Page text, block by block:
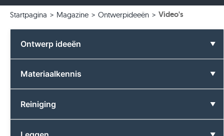
Startpagina Magazine Ontwerpideeën Video's
Ontwerp ideeën
Alle Ontwerp ideeën
Badkamer
Materiaalkennis
Alle Materiaalkennis
Basalt
Reiniging
Alle Reiniging